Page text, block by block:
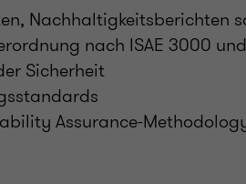
Nachhaltigkeitsberichten
nach ISAE 3000
Sicherheit
Assurance-